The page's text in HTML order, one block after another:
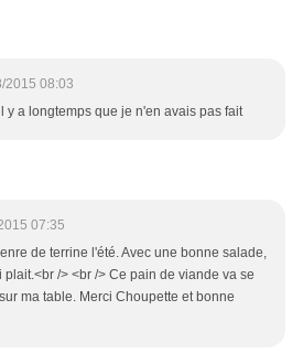
2015 08:03
y a longtemps que je n'en avais pas fait
07:35
de terrine l'été. Avec une bonne salade,
plait.<br /> <br /> Ce pain de viande va se
ma table. Merci Choupette et bonne